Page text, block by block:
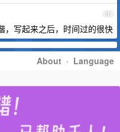
41
，写起来之后，时间过的很快
About · Language